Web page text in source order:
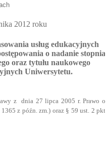
2012 roku
usług edukacyjnych
o nadanie stopnia
oraz tytułu naukowego
Uniwersytetu.
z
dnia 27 lipca 2005 r. Prawo o
z późn. zm.) oraz § 59 ust. 2 pkt